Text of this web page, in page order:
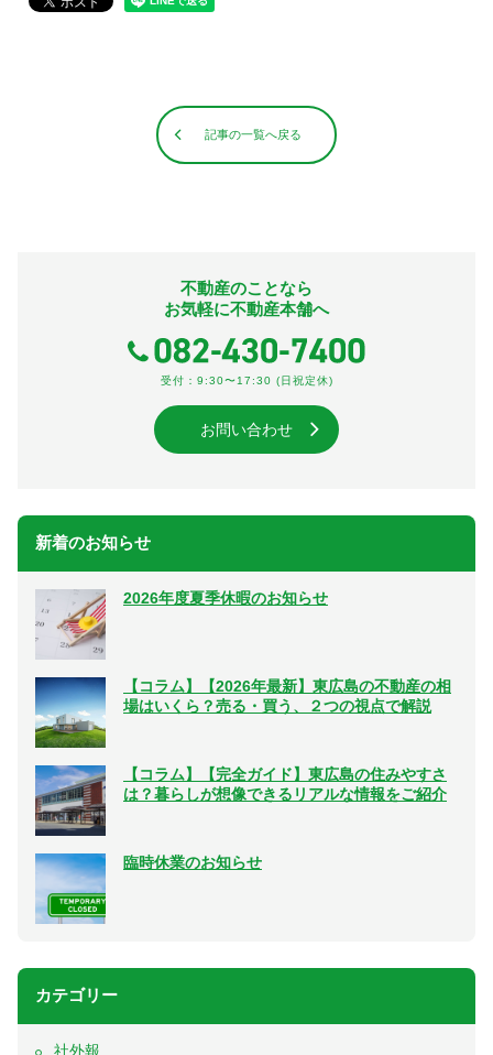
記事の一覧へ戻る
不動産のことなら
お気軽に不動産本舗へ
受付：9:30〜17:30 (日祝定休)
お問い合わせ
新着のお知らせ
2026年度夏季休暇のお知らせ
【コラム】【2026年最新】東広島の不動産の相
場はいくら？売る・買う、２つの視点で解説
【コラム】【完全ガイド】東広島の住みやすさ
は？暮らしが想像できるリアルな情報をご紹介
臨時休業のお知らせ
カテゴリー
社外報